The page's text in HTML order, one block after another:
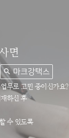
면
마크강택스
무로 고민 중이신가요?
하신 후
수 있도록